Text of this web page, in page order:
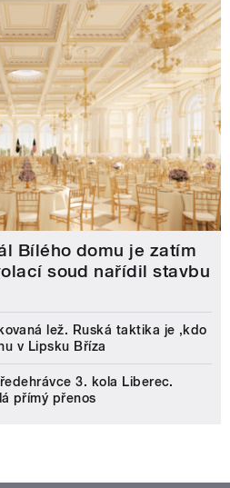
Bílého domu je zatím
soud nařídil stavbu
lež. Ruská taktika je ‚kdo
v Lipsku Bříza
3. kola Liberec.
přímý přenos